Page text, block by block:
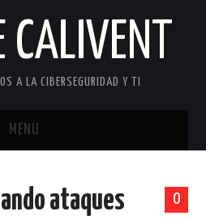
CALIVENT
A LA CIBERSEGURIDAD Y TI
MENU
0
ataques